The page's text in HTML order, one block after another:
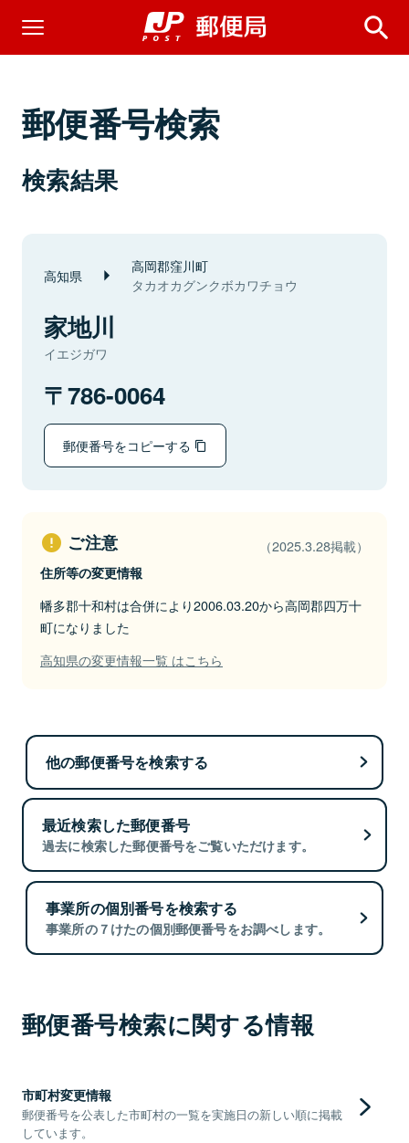
郵便番号検索
検索結果
高知県 高岡郡窪川町
タカオカグンクボカワチョウ
家地川
イエジガワ
786-0064
郵便番号をコピーする
ご注意 （2025.3.28掲載）
住所等の変更情報
幡多郡十和村は合併により2006.03.20から高岡郡四万十
町になりました
高知県の変更情報一覧 はこちら
他の郵便番号を検索する
最近検索した郵便番号
過去に検索した郵便番号をご覧いただけます。
事業所の個別番号を検索する
事業所の７けたの個別郵便番号をお調べします。
郵便番号検索に関する情報
市町村変更情報
郵便番号を公表した市町村の一覧を実施日の新しい順に掲載
しています。